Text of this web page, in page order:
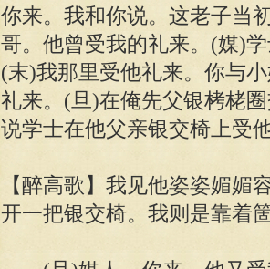
你来。我和你说。这老子当
哥。他曾受我的礼来。(媒)
(末)我那里受他礼来。你与
礼来。(旦)在俺先父银栲栳
说学士在他父亲银交椅上受
【醉高歌】我见他姿姿媚媚
开一把银交椅。我则是靠着